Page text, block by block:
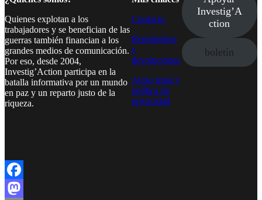
Quienes explotan a los
trabajadores y se benefician de las
guerras también financian a los
grandes medios de comunicación.
Por eso, desde 2004,
Investig’Action participa en la
batalla informativa por un mundo
en paz y un reparto justo de la
riqueza.
Contacto
Reembolsos
y
devoluciones
Aviso legal y
política de
privacidad
Investig’A
ction
boletín
Facebook